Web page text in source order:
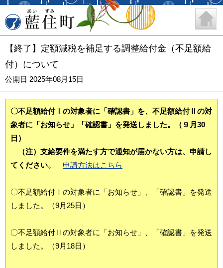
藍住町
【終了】定額減税を補足する調整給付金（不足額給
付）について
公開日 2025年08月15日
〇不足額給付Ⅰの対象者に「確認書」を、不足額給付Ⅱの対
象者に「お知らせ」「確認書」を発送しました。（９月30
日）
（注）支給要件を満たす方で通知が届かない方は、 申請し
てください。
申請方法はこちら
〇不足額給付Ⅰの対象者に「お知らせ」、「確認書」を発送
しました。（9月25日）
〇不足額給付Ⅱの対象者に「お知らせ」、「確認書」を発送
しました。（9月18日）